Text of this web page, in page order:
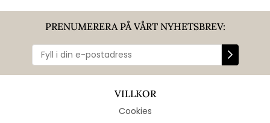
PRENUMERERA PÅ VÅRT NYHETSBREV:
VILLKOR
Cookies